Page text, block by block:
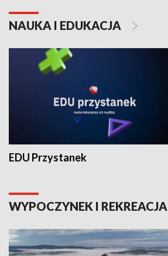
NAUKA I EDUKACJA
EDU Przystanek
WYPOCZYNEK I REKREACJA